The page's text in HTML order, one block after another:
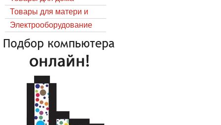
Товары для матери и
ребёнка
Электрооборудование